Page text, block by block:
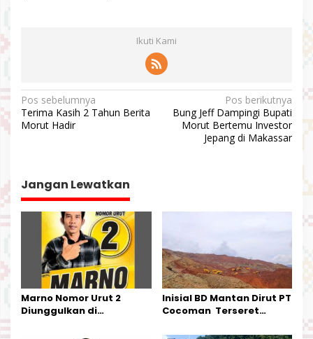
Ikuti Kami
N
a
g
a
s
Pos sebelumnya
Terima Kasih 2 Tahun Berita
Morut Hadir
Pos berikutnya
Bung Jeff Dampingi Bupati
Morut Bertemu Investor
Jepang di Makassar
Jangan Lewatkan
Marno Nomor Urut 2
Diunggulkan di
Kesederhanaannya Jadi
Inisial BD Mantan Dirut PT
Cocoman Terseret
Tata Kelola Tambang